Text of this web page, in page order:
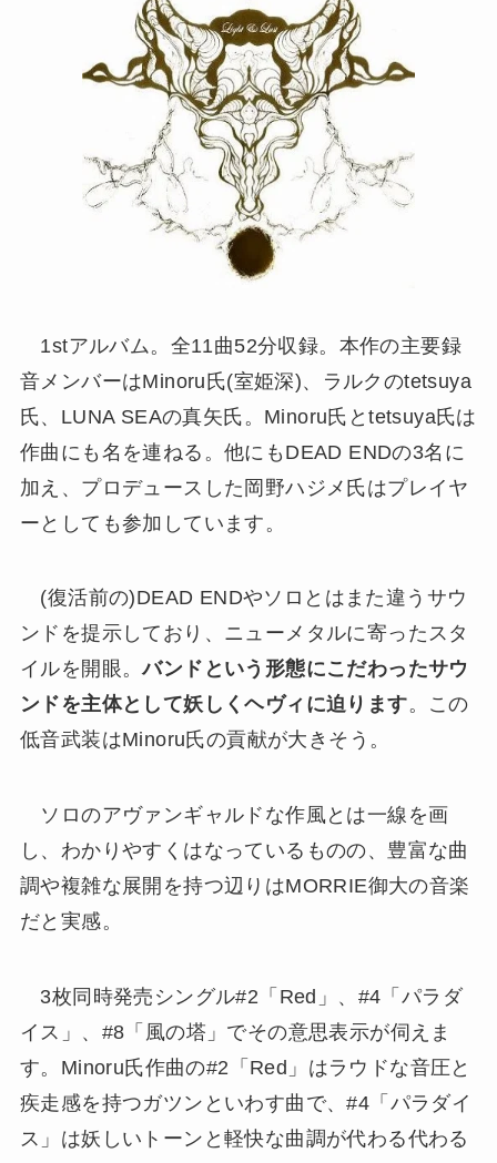
1stアルバム。全11曲52分収録。本作の主要録
音メンバーはMinoru氏(室姫深)、ラルクのtetsuya
氏、LUNA SEAの真矢氏。Minoru氏とtetsuya氏は
作曲にも名を連ねる。他にもDEAD ENDの3名に
加え、プロデュースした岡野ハジメ氏はプレイヤ
ーとしても参加しています。
(復活前の)DEAD ENDやソロとはまた違うサウ
ンドを提示しており、ニューメタルに寄ったスタ
イルを開眼。バンドという形態にこだわったサウ
ンドを主体として妖しくヘヴィに迫ります。この
低音武装はMinoru氏の貢献が大きそう。
ソロのアヴァンギャルドな作風とは一線を画
し、わかりやすくはなっているものの、豊富な曲
調や複雑な展開を持つ辺りはMORRIE御大の音楽
だと実感。
3枚同時発売シングル#2「Red」、#4「パラダ
イス」、#8「風の塔」でその意思表示が伺えま
す。Minoru氏作曲の#2「Red」はラウドな音圧と
疾走感を持つガツンといわす曲で、#4「パラダイ
ス」は妖しいトーンと軽快な曲調が代わる代わる